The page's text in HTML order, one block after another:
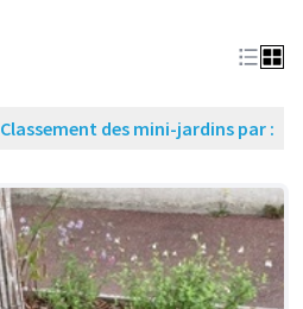
Classement des mini-jardins par :